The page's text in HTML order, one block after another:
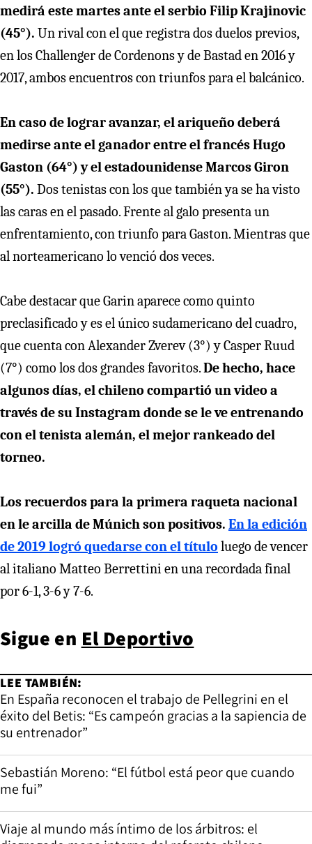
medirá este martes ante el serbio Filip Krajinovic
(45°). Un rival con el que registra dos duelos previos,
en los Challenger de Cordenons y de Bastad en 2016 y
2017, ambos encuentros con triunfos para el balcánico.
En caso de lograr avanzar, el ariqueño deberá
medirse ante el ganador entre el francés Hugo
Gaston (64°) y el estadounidense Marcos Giron
(55°). Dos tenistas con los que también ya se ha visto
las caras en el pasado. Frente al galo presenta un
enfrentamiento, con triunfo para Gaston. Mientras que
al norteamericano lo venció dos veces.
Cabe destacar que Garin aparece como quinto
preclasificado y es el único sudamericano del cuadro,
que cuenta con Alexander Zverev (3°) y Casper Ruud
(7°) como los dos grandes favoritos.De hecho, hace
algunos días, el chileno compartió un video a
través de su Instagram donde se le ve entrenando
con el tenista alemán, el mejor rankeado del
torneo.
Los recuerdos para la primera raqueta nacional
en le arcilla de Múnich son positivos. En la edición
de 2019 logró quedarse con el título luego de vencer
al italiano Matteo Berrettini en una recordada final
por 6-1, 3-6 y 7-6.
Sigue en El Deportivo
LEE TAMBIÉN:
En España reconocen el trabajo de Pellegrini en el
éxito del Betis: “Es campeón gracias a la sapiencia de
su entrenador”
Sebastián Moreno: “El fútbol está peor que cuando
me fui”
Viaje al mundo más íntimo de los árbitros: el